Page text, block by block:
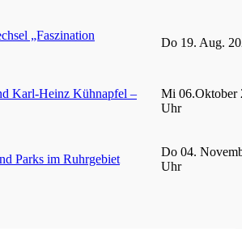
„Faszination
Do 19. Aug.
Karl-Heinz Kühnapfel –
Mi 06.Oktober
Uhr
Parks im Ruhrgebiet
Do 04.
Uhr